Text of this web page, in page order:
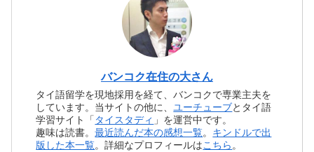
バンコク在住の大さん
タイ語留学を現地採用を経て、バンコクで専業主夫を
しています。当サイトの他に、ユーチューブとタイ語
学習サイト「 タイスタディ 」を運営中です。
趣味は読書。最近読んだ本の感想一覧。 キンドルで出
版した本一覧。詳細なプロフィールはこちら。